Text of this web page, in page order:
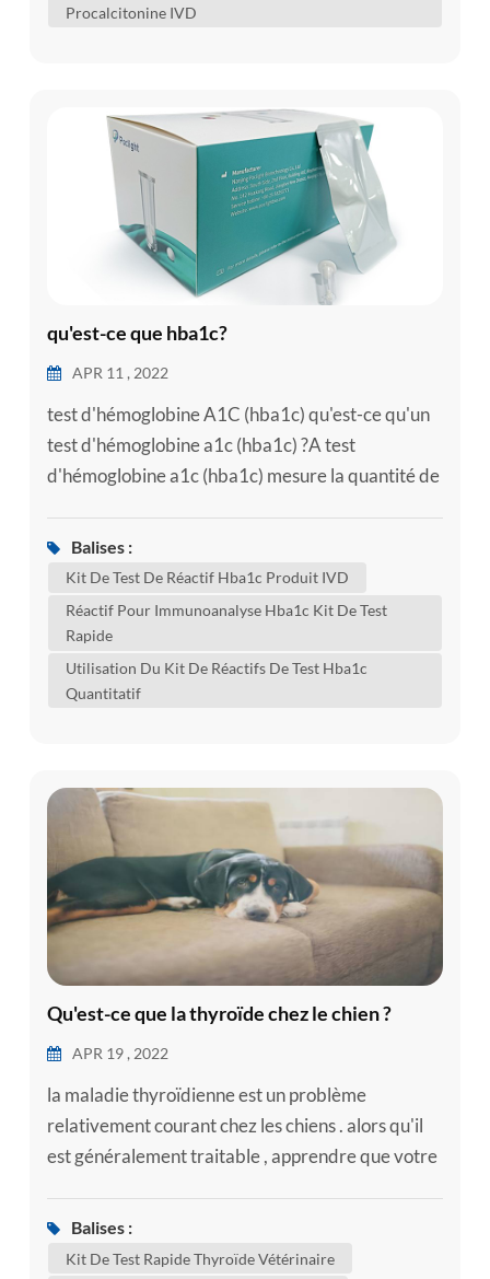
Procalcitonine IVD
qu'est-ce que hba1c?
APR 11 , 2022
test d'hémoglobine A1C (hba1c) qu'est-ce qu'un
test d'hémoglobine a1c (hba1c) ?A test
d'hémoglobine a1c (hba1c) mesure la quantité de
l'hémoglobine. l'hémoglobine est la partie de vos
globules rouges qui transporte l'oxygène de vos
montre quelle est la quantité moyenne de glucose
attaché à l'hémoglobine a été au ...
Balises :
Kit De Test De Réactif Hba1c Produit IVD
Réactif Pour Immunoanalyse Hba1c Kit De Test
Rapide
Utilisation Du Kit De Réactifs De Test Hba1c
Quantitatif
Qu'est-ce que la thyroïde chez le chien ?
APR 19 , 2022
la maladie thyroïdienne est un problème
relativement courant chez les chiens . alors qu'il
est généralement traitable , apprendre que votre
naturellement préoccupant . voici quelques
informations sur les maladies thyroïdiennes les
Balises :
Kit De Test Rapide Thyroïde Vétérinaire